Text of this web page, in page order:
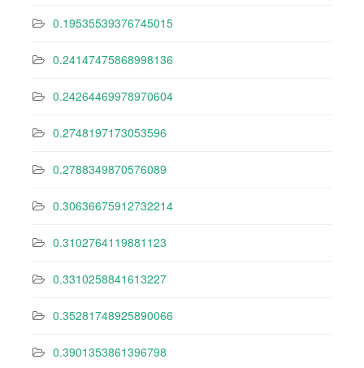
0.19535539376745015
0.24147475868998136
0.24264469978970604
0.2748197173053596
0.2788349870576089
0.30636675912732214
0.3102764119881123
0.3310258841613227
0.35281748925890066
0.3901353861396798